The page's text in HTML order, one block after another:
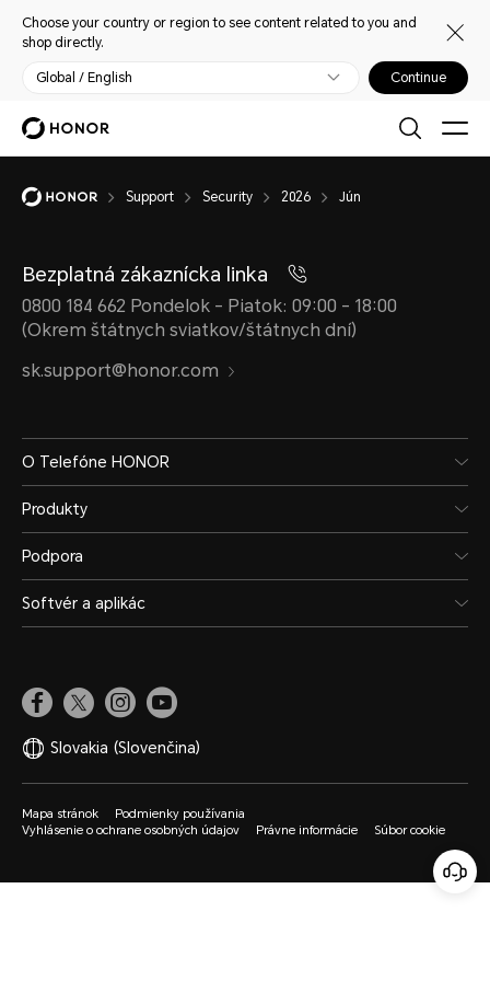
Choose your country or region to see content related to you and
shop directly.
Global / English Continue
Support Security 2026 Jún
Bezplatná zákaznícka linka
0800 184 662 Pondelok - Piatok: 09:00 - 18:00
(Okrem štátnych sviatkov/štátnych dní)
sk.support@honor.com
O Telefóne HONOR
Produkty
Podpora
Softvér a aplikác
Slovakia (Slovenčina)
Mapa stránok
Podmienky používania
Vyhlásenie o ochrane osobných údajov
Právne informácie Súbor cookie